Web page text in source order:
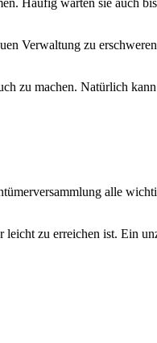
Häufig warten sie auch
Verwaltung zu
zu machen. Natürlich
alle
leicht zu erreichen ist. Ein